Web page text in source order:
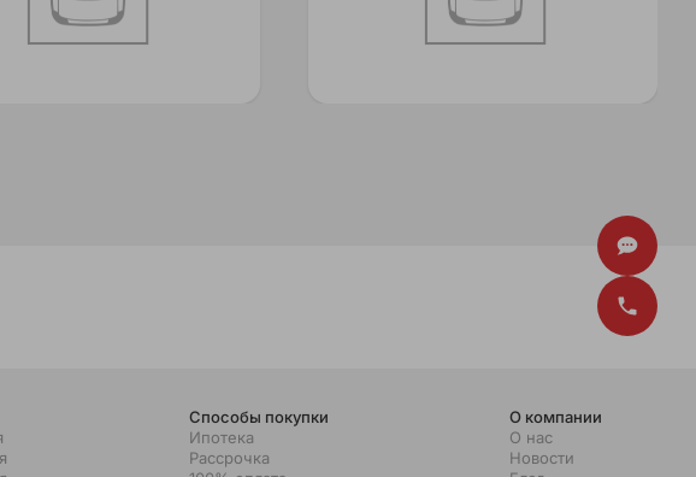
Способы покупки
Ипотека
Рассрочка
О компании
О нас
Новости